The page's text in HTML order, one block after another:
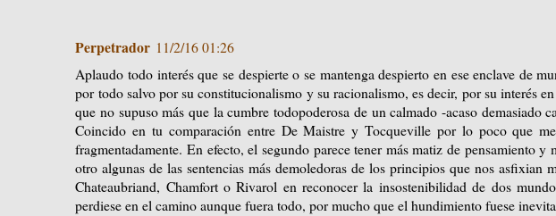
Perpetrador 11/2/16 01:26
Aplaudo todo interés que se despierte o se mantenga despierto en ese enclave de
por todo salvo por su constitucionalismo y su racionalismo, es decir, por su interés
que no supuso más que la cumbre todopoderosa de un calmado -acaso demasiado
Coincido en tu comparación entre De Maistre y Tocqueville por lo poco que
fragmentadamente. En efecto, el segundo parece tener más matiz de pensamiento
otro algunas de las sentencias más demoledoras de los principios que nos asfixian
Chateaubriand, Chamfort o Rivarol en reconocer la insostenibilidad de dos
perdiese en el camino aunque fuera todo, por mucho que el hundimiento fuese